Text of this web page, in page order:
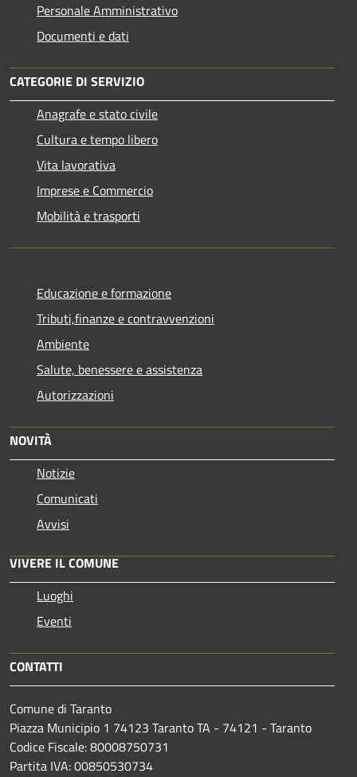
Personale Amministrativo
Documenti e dati
CATEGORIE DI SERVIZIO
Anagrafe e stato civile
Cultura e tempo libero
Vita lavorativa
Imprese e Commercio
Mobilità e trasporti
Educazione e formazione
Tributi,finanze e contravvenzioni
Ambiente
Salute, benessere e assistenza
Autorizzazioni
NOVITÀ
Notizie
Comunicati
Avvisi
VIVERE IL COMUNE
Luoghi
Eventi
CONTATTI
Comune di Taranto
Piazza Municipio 1 74123 Taranto TA - 74121 - Taranto
Codice Fiscale: 80008750731
Partita IVA: 00850530734